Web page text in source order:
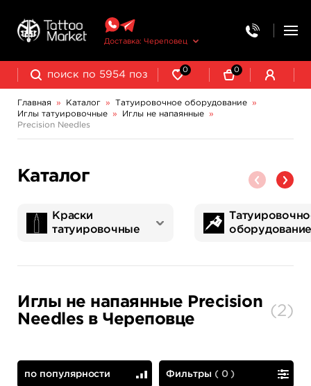
Доставка: Череповец
0 0
Главная » Каталог » Татуировочное оборудование
»
Иглы татуировочные
» Иглы не напаянные
»
Precision Needles
Фильтры (0 )
по популярности
Иглы не напаянные Precision
Needles в Череповце
(2)
Каталог
Краски
татуировочные